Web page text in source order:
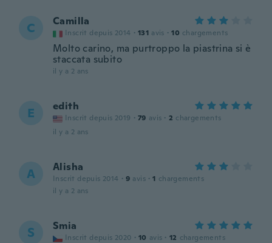
C Camilla
Inscrit depuis 2014 · 131 avis · 10 chargements
Molto carino, ma purtroppo la piastrina si è
staccata subito
il y a 2 ans
E edith
Inscrit depuis 2019 · 79 avis · 2 chargements
il y a 2 ans
A Alisha
Inscrit depuis 2014 · 9 avis · 1 chargements
il y a 2 ans
S Smia
Inscrit depuis 2020 · 10 avis · 12 chargements